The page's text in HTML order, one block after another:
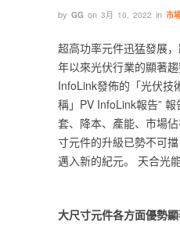
by GG on 3月 10, 2022 in 市
超高功率元件迅猛發展
年以來光伏行業的‎‎顯著‎
InfoLink發佈的‎ ‎「‎光伏技
稱‎‎」‎ ‎PV InfoLink報告‎‎”‎
套、降本、產能、市場
寸元件的升級已勢不可
邁入新的紀元。 ‎ 天合光
大尺寸元件各方面優勢